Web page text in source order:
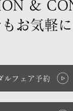
お気軽に
&
ルフェア予約